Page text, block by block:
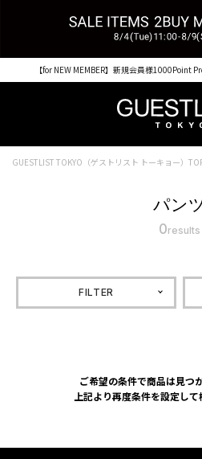
【for NEW MEMBER】新規会員様
GUESTLIST TOKYO（ゲストリスト トーキョー）
パン
0results
FILTER
ご希望の条件で商品は見つ
上記より再度条件を設定して